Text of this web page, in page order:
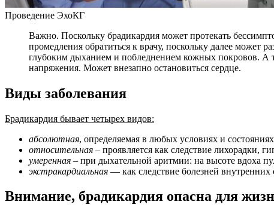
Проведение ЭхоКГ
Важно. Поскольку брадикардия может протекать
промедления обратиться к врачу, поскольку далее
глубоким дыханием и побледнением кожных покровов. А
напряжения. Может внезапно остановиться сердце.
Виды заболевания
Брадикардия бывает четырех видов:
абсолютная, определяемая в любых условиях и
относительная – проявляется как следствие лихорадки,
умеренная – при дыхательной аритмии: на высоте вдоха
экстракардиальная — как следствие болезней
Внимание, брадикардия опасна для